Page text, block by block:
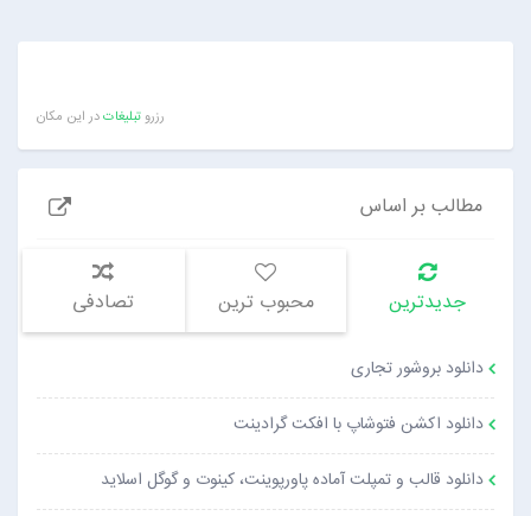
رزروتبلیغاتدر این مکان
مطالب بر اساس
جدیدترین محبوب ترین تصادفی
دانلود بروشور تجاری
دانلود اکشن فتوشاپ با افکت گرادینت
دانلود قالب و تمپلت آماده پاورپوینت، کینوت و گوگل اسلاید